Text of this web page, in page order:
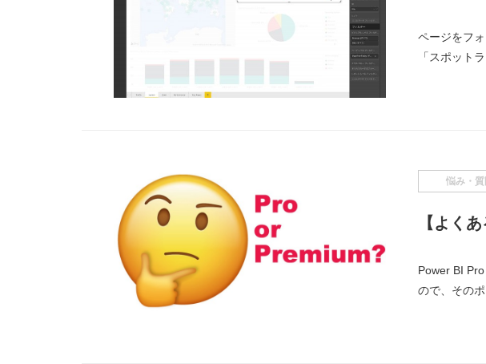
ページをフ
「スポット
悩み・質
【よく
Power BI
ので、その